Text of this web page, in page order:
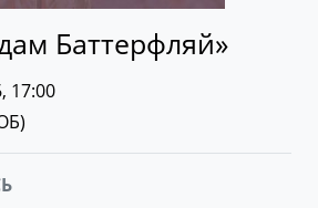
Баттерфляй»
17:00
)